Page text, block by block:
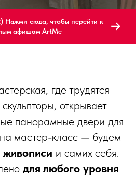
Нажми сюда, чтобы перейти к
афишам ArtMe
где трудятся
открывает
панорамные двери для
мастер-класс — будем
и самих себя.
для любого уровня